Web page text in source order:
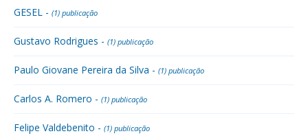
GESEL - (1) publicação
Gustavo Rodrigues - (1) publicação
Paulo Giovane Pereira da Silva - (1) publicação
Carlos A. Romero - (1) publicação
Felipe Valdebenito - (1) publicação